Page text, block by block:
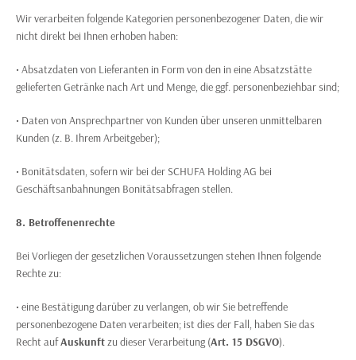
Wir verarbeiten folgende Kategorien personenbezogener Daten, die wir
nicht direkt bei Ihnen erhoben haben:
• Absatzdaten von Lieferanten in Form von den in eine Absatzstätte
gelieferten Getränke nach Art und Menge, die ggf. personenbeziehbar sind;
• Daten von Ansprechpartner von Kunden über unseren unmittelbaren
Kunden (z. B. Ihrem Arbeitgeber);
• Bonitätsdaten, sofern wir bei der SCHUFA Holding AG bei
Geschäftsanbahnungen Bonitätsabfragen stellen.
8. Betroffenenrechte
Bei Vorliegen der gesetzlichen Voraussetzungen stehen Ihnen folgende
Rechte zu:
• eine Bestätigung darüber zu verlangen, ob wir Sie betreffende
personenbezogene Daten verarbeiten; ist dies der Fall, haben Sie das
Recht aufAuskunftzu dieser Verarbeitung (Art. 15 DSGVO).